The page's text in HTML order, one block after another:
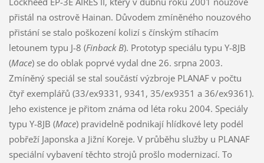
přistál na ostrově Hainan. Důvodem zmíněného nouzového
přistání se stalo poškození kolizí s čínským stíhacím
letounem typu J-8 (Finback B). Prototyp speciálu typu Y-8JB
(Mace) se do oblak poprvé vydal dne 26. srpna 2003.
Zmíněný speciál se stal součástí výzbroje PLANAF v počtu
čtyř exemplářů (33/ex9331, 9341, 35/ex9351 a 36/ex9361).
Jeho existence je přitom známa od léta roku 2004. Speciály
typu Y-8JB (Mace) pravidelně podnikají hlídkové lety podél
pobřeží Japonska a Jižní Koreje. V průběhu služby u PLANAF
speciální vybavení těchto strojů prošlo modernizací. To